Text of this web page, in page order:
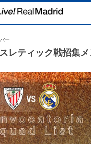
ー
レティック戦招集